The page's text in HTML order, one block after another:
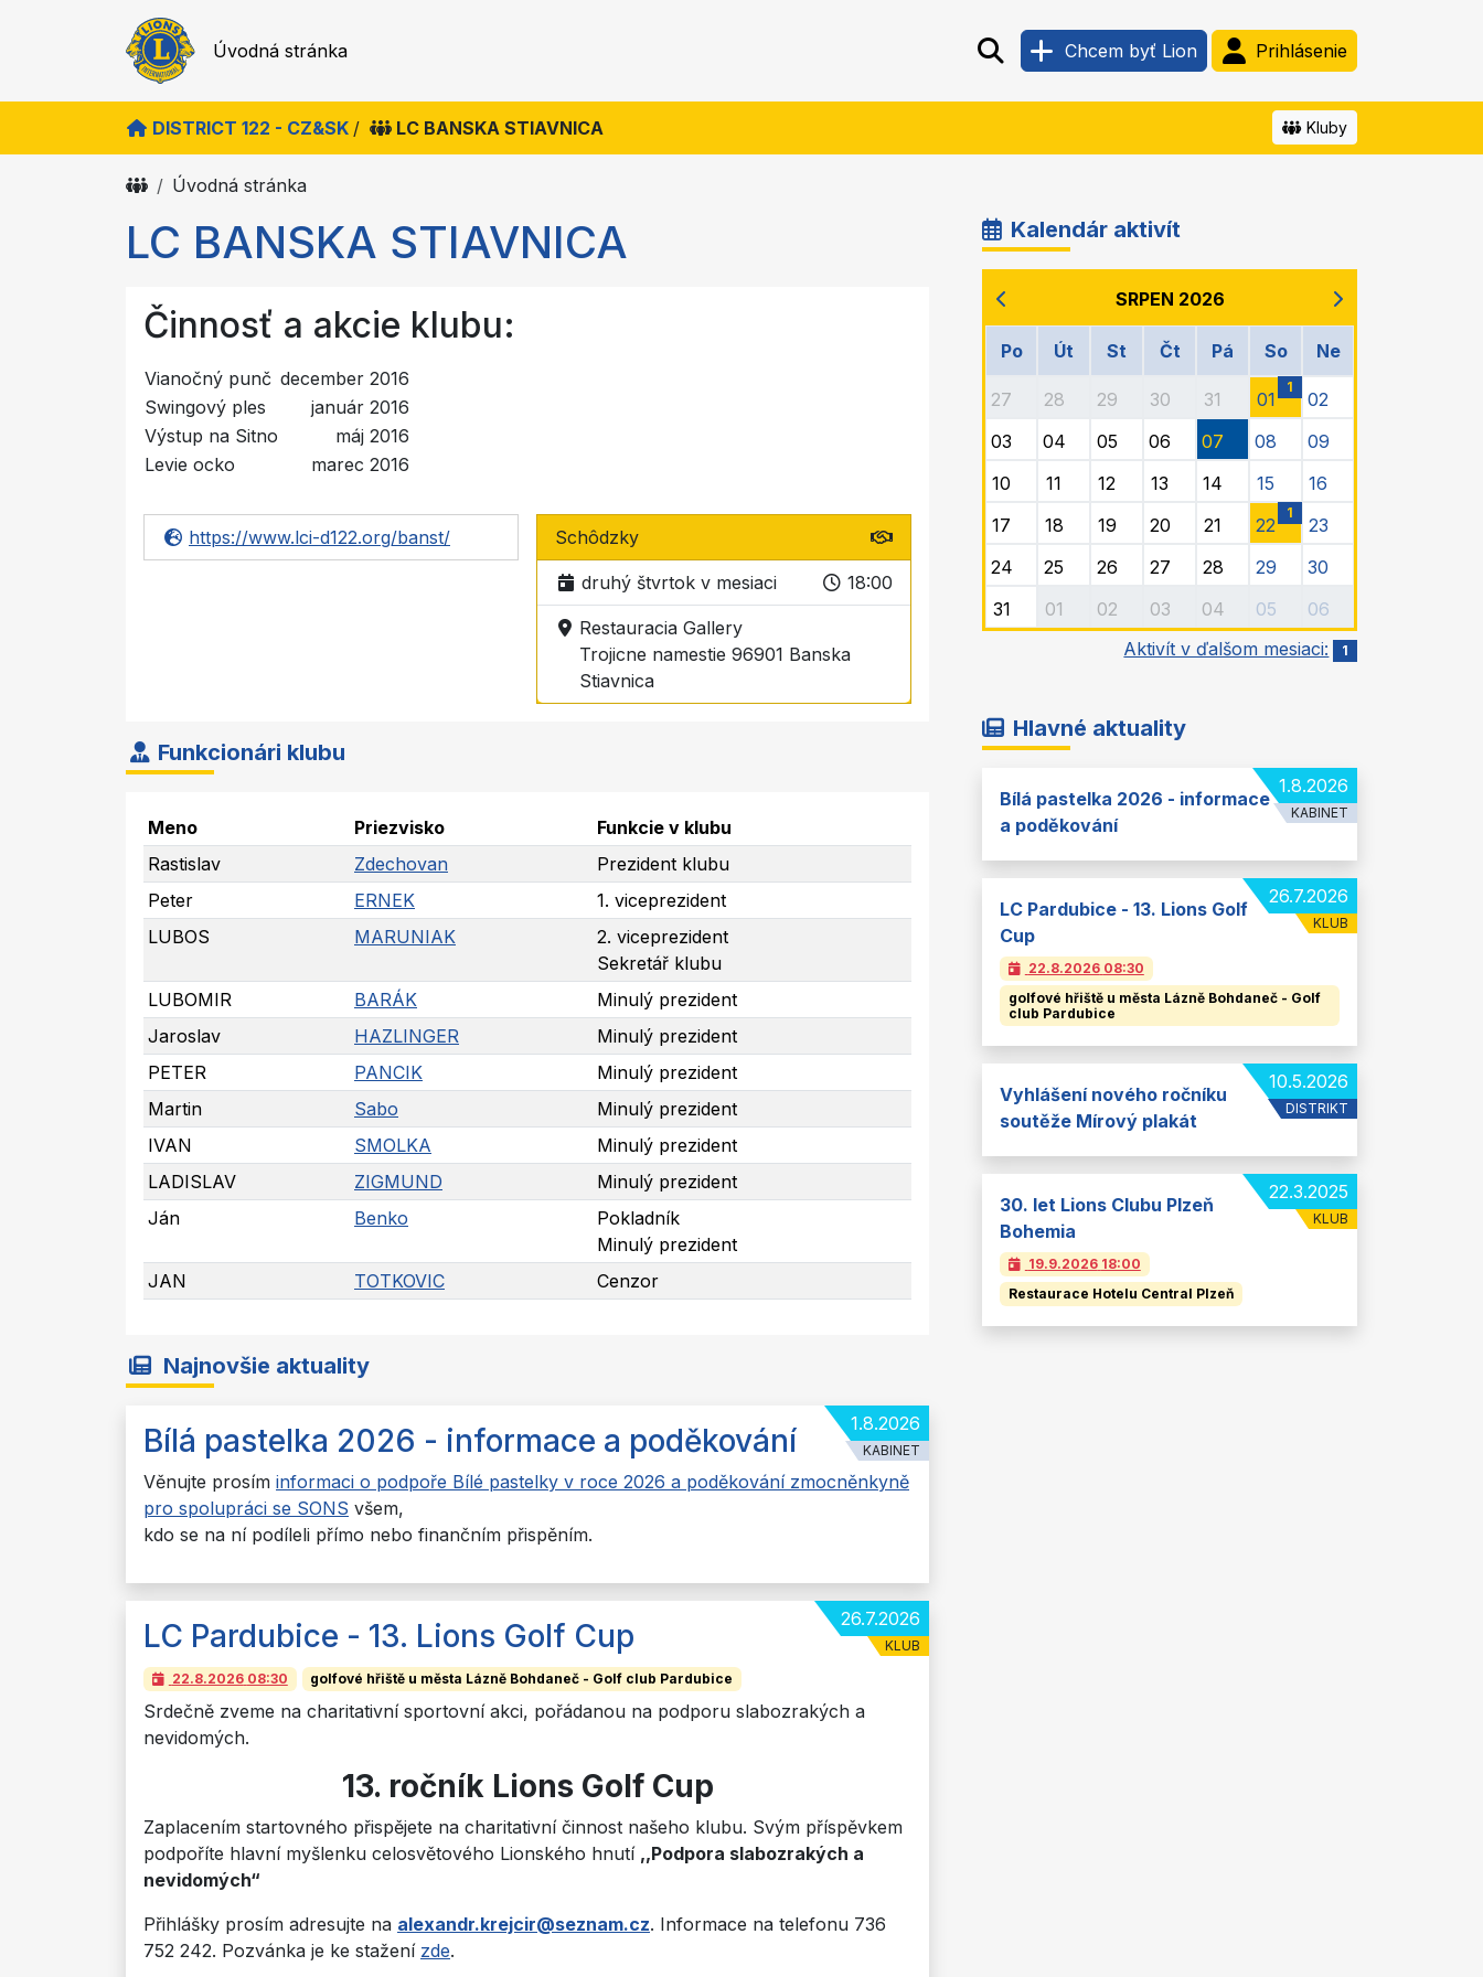
Úvodná stránka Chcem byť Lion Prihlásenie
DISTRICT 122 - CZ&SK / LC BANSKA STIAVNICA Kluby
Úvodná stránka
LC BANSKA STIAVNICA
Činnosť a akcie klubu:
Vianočný punč december 2016
Swingový ples
január 2016
Výstup na Sitno
máj 2016
Levie ocko
marec 2016
https://www.lci-d122.org/banst/ Schôdzky
druhý štvrtok v mesiaci 18:00
Restauracia Gallery
Trojicne namestie 96901 Banska
Stiavnica
Funkcionári klubu
Meno Priezvisko
Funkcie v klubu
Rastislav
Zdechovan
Prezident klubu
Peter
ERNEK
1. viceprezident
LUBOS
MARUNIAK
2. viceprezident
Sekretář klubu
LUBOMIR
BARÁK
Minulý prezident
Jaroslav
HAZLINGER
Minulý prezident
PETER
PANCIK
Minulý prezident
Martin
Sabo
Minulý prezident
IVAN
SMOLKA
Minulý prezident
LADISLAV
ZIGMUND
Minulý prezident
Ján
Benko
Pokladník
Minulý prezident
JAN
TOTKOVIC Cenzor
Najnovšie aktuality
1.8.2026
KABINET
Bílá pastelka 2026 - informace a poděkování
Věnujte prosím informaci o podpoře Bílé pastelky v roce 2026 a poděkování zmocněnkyně
pro spolupráci se SONS všem,
kdo se na ní podíleli přímo nebo finančním přispěním.
26.7.2026
KLUB
LC Pardubice - 13. Lions Golf Cup
22.8.2026 08:30 golfové hřiště u města Lázně Bohdaneč - Golf club Pardubice
Srdečně zveme na charitativní sportovní akci, pořádanou na podporu slabozrakých a
nevidomých.
13. ročník Lions Golf Cup
Zaplacením startovného přispějete na charitativní činnost našeho klubu. Svým příspěvkem
podpoříte hlavní myšlenku celosvětového Lionského hnutí ,,Podpora slabozrakých a
nevidomých“
Přihlášky prosím adresujte na alexandr.krejcir@seznam.cz. Informace na telefonu 736
752 242. Pozvánka je ke stažení zde.
Kalendár aktivít
SRPEN 2026
Po Út St Čt Pá So Ne
27 28 29 30 31 01
1
02
03
04 05 06 07 08
09
10
11 12 13 14 15
16
17
18 19 20 21 22
1
23
24
25 26 27 28 29
30
31
01 02 03 04 05
06
Aktivít v ďalšom mesiaci:
1
Hlavné aktuality
1.8.2026
KABINET
Bílá pastelka 2026 - informace
a poděkování
26.7.2026
KLUB
LC Pardubice - 13. Lions Golf
Cup
22.8.2026 08:30
golfové hřiště u města Lázně Bohdaneč - Golf
club Pardubice
10.5.2026
DISTRIKT
Vyhlášení nového ročníku
soutěže Mírový plakát
22.3.2025
KLUB
30. let Lions Clubu Plzeň
Bohemia
19.9.2026 18:00
Restaurace Hotelu Central Plzeň